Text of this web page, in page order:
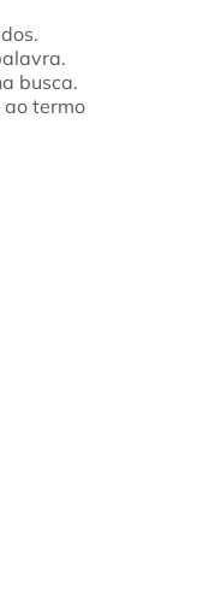
busca.
ao termo